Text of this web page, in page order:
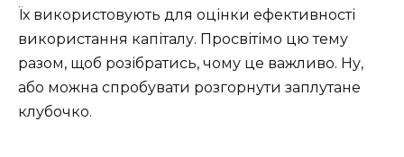
Їх використовують для оцінки ефективності
використання капіталу. Просвітімо цю тему
разом, щоб розібратись, чому це важливо. Ну,
або можна спробувати розгорнути заплутане
клубочко.